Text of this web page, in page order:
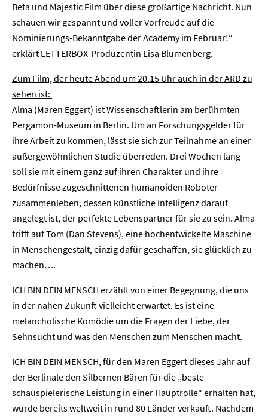
Beta und Majestic Film über diese großartige Nachricht. Nun
schauen wir gespannt und voller Vorfreude auf die
Nominierungs-Bekanntgabe der Academy im Februar!“
erklärt LETTERBOX-Produzentin Lisa Blumenberg.
Zum Film, der heute Abend um 20.15 Uhr auch in der ARD zu
sehen ist:
Alma (Maren Eggert) ist Wissenschaftlerin am berühmten
Pergamon-Museum in Berlin. Um an Forschungsgelder für
ihre Arbeit zu kommen, lässt sie sich zur Teilnahme an einer
außergewöhnlichen Studie überreden. Drei Wochen lang
soll sie mit einem ganz auf ihren Charakter und ihre
Bedürfnisse zugeschnittenen humanoiden Roboter
zusammenleben, dessen künstliche Intelligenz darauf
angelegt ist, der perfekte Lebenspartner für sie zu sein. Alma
trifft auf Tom (Dan Stevens), eine hochentwickelte Maschine
in Menschengestalt, einzig dafür geschaffen, sie glücklich zu
machen….
ICH BIN DEIN MENSCH erzählt von einer Begegnung, die uns
in der nahen Zukunft vielleicht erwartet. Es ist eine
melancholische Komödie um die Fragen der Liebe, der
Sehnsucht und was den Menschen zum Menschen macht.
ICH BIN DEIN MENSCH, für den Maren Eggert dieses Jahr auf
der Berlinale den Silbernen Bären für die „beste
schauspielerische Leistung in einer Hauptrolle“ erhalten hat,
wurde bereits weltweit in rund 80 Länder verkauft. Nachdem
Home